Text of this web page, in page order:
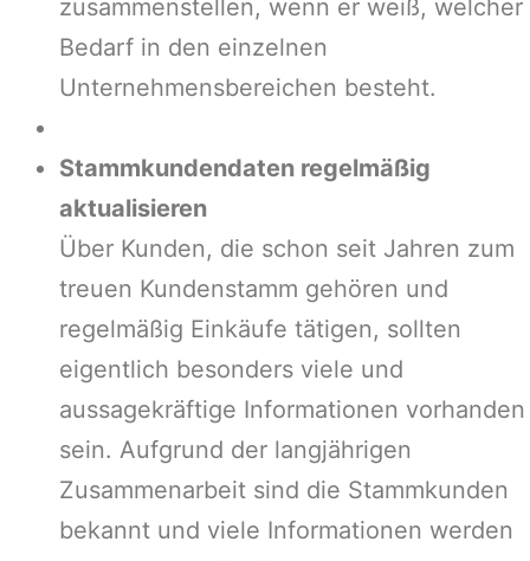
zusammenstellen, wenn er weiß, welcher
Bedarf in den einzelnen
Unternehmensbereichen besteht.
Stammkundendaten regelmäßig
aktualisieren
Über Kunden, die schon seit Jahren zum
treuen Kundenstamm gehören und
regelmäßig Einkäufe tätigen, sollten
eigentlich besonders viele und
aussagekräftige Informationen vorhanden
sein. Aufgrund der langjährigen
Zusammenarbeit sind die Stammkunden
bekannt und viele Informationen werden